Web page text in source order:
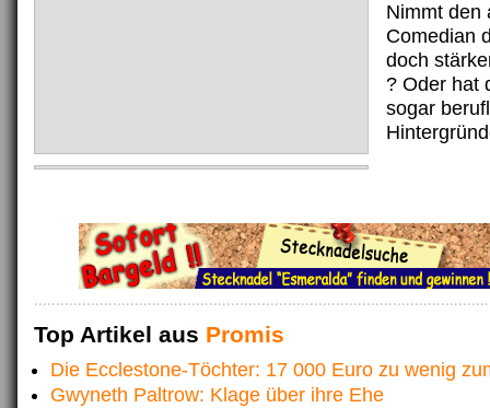
Nimmt den
Comedian
doch
? Oder hat
sogar
Top Artikel aus Promis
Die Ecclestone-Töchter: 17 000 Euro zu wenig
Gwyneth Paltrow: Klage über ihre Ehe